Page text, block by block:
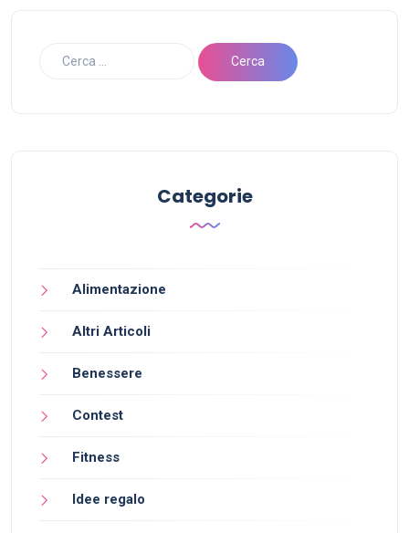
Categorie
Alimentazione
Altri Articoli
Benessere
Contest
Fitness
Idee regalo